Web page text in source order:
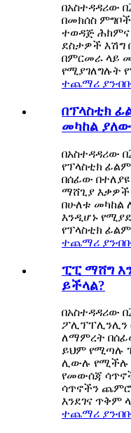
በአስተዳዳሪው
በመክሰስ
ተወዳጅ ሕክምና
ደስታዎች እሽግ
በምርመራ ላይ
የሚያገለግሉት
ተጨማሪ
በፕላስቲክ
መካከል
በአስተዳዳሪው
የፕላስቲክ
በሰፊው
ማሸጊያ እቃዎች
በሁለቱ መካከል
እንዲሆኑ
የፕላስቲክ
ተጨማሪ
ፒፒ ማሸግ
ይችላል?
በአስተዳዳሪው
ፖሊፕፐሊንሊን
ለማምረት
ይህም የሚጣሉ
ሊውሉ የሚችሉ
የመውሰጃ
ሳጥኖችን
እንደገና ጥቅም
ተጨማሪ